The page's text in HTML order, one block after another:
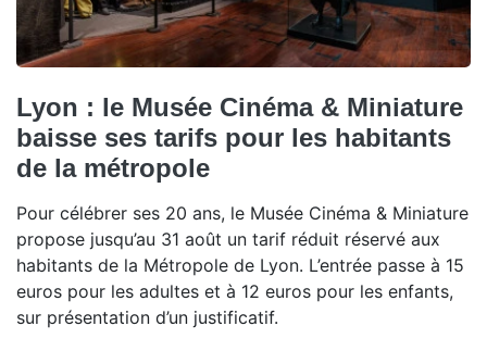
Lyon : le Musée Cinéma & Miniature
baisse ses tarifs pour les habitants
de la métropole
Pour célébrer ses 20 ans, le Musée Cinéma & Miniature
propose jusqu’au 31 août un tarif réduit réservé aux
habitants de la Métropole de Lyon. L’entrée passe à 15
euros pour les adultes et à 12 euros pour les enfants,
sur présentation d’un justificatif.